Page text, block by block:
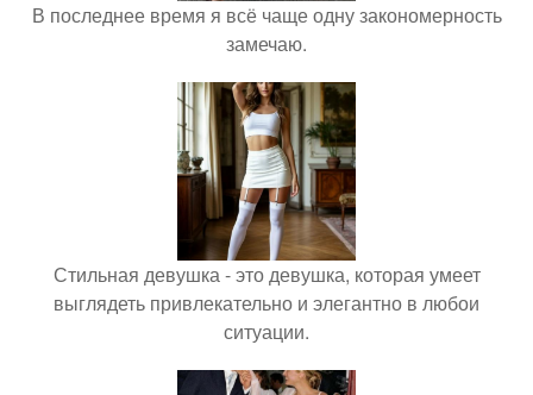
В последнее время я всё чаще одну закономерность
замечаю.
Стильная девушка - это девушка, которая умеет
выглядеть привлекательно и элегантно в любои
ситуации.